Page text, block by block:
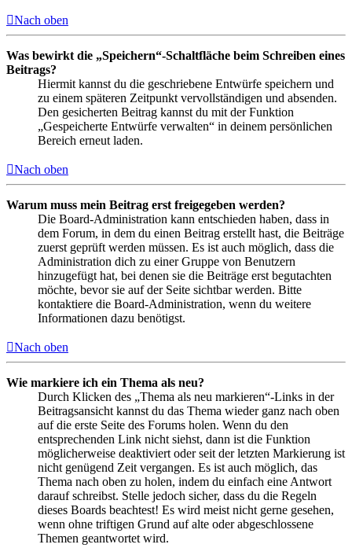
Nach oben
Was bewirkt die „Speichern“-Schaltfläche beim Schreiben eines
Beitrags?
Hiermit kannst du die geschriebene Entwürfe speichern und
zu einem späteren Zeitpunkt vervollständigen und absenden.
Den gesicherten Beitrag kannst du mit der Funktion
„Gespeicherte Entwürfe verwalten“ in deinem persönlichen
Bereich erneut laden.
Nach oben
Warum muss mein Beitrag erst freigegeben werden?
Die Board-Administration kann entschieden haben, dass in
dem Forum, in dem du einen Beitrag erstellt hast, die Beiträge
zuerst geprüft werden müssen. Es ist auch möglich, dass die
Administration dich zu einer Gruppe von Benutzern
hinzugefügt hat, bei denen sie die Beiträge erst begutachten
möchte, bevor sie auf der Seite sichtbar werden. Bitte
kontaktiere die Board-Administration, wenn du weitere
Informationen dazu benötigst.
Nach oben
Wie markiere ich ein Thema als neu?
Durch Klicken des „Thema als neu markieren“-Links in der
Beitragsansicht kannst du das Thema wieder ganz nach oben
auf die erste Seite des Forums holen. Wenn du den
entsprechenden Link nicht siehst, dann ist die Funktion
möglicherweise deaktiviert oder seit der letzten Markierung ist
nicht genügend Zeit vergangen. Es ist auch möglich, das
Thema nach oben zu holen, indem du einfach eine Antwort
darauf schreibst. Stelle jedoch sicher, dass du die Regeln
dieses Boards beachtest! Es wird meist nicht gerne gesehen,
wenn ohne triftigen Grund auf alte oder abgeschlossene
Themen geantwortet wird.